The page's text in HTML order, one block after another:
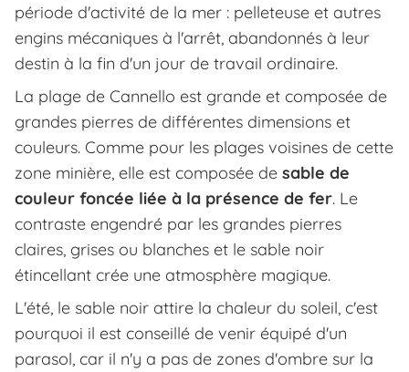
période d'activité de la mer : pelleteuse et autres
engins mécaniques à l'arrêt, abandonnés à leur
destin à la fin d'un jour de travail ordinaire.
La plage de Cannello est grande et composée de
grandes pierres de différentes dimensions et
couleurs. Comme pour les plages voisines de cette
zone minière, elle est composée de sable de
couleur foncée liée à la présence de fer. Le
contraste engendré par les grandes pierres
claires, grises ou blanches et le sable noir
étincellant crée une atmosphère magique.
L'été, le sable noir attire la chaleur du soleil, c'est
pourquoi il est conseillé de venir équipé d'un
parasol, car il n'y a pas de zones d'ombre sur la